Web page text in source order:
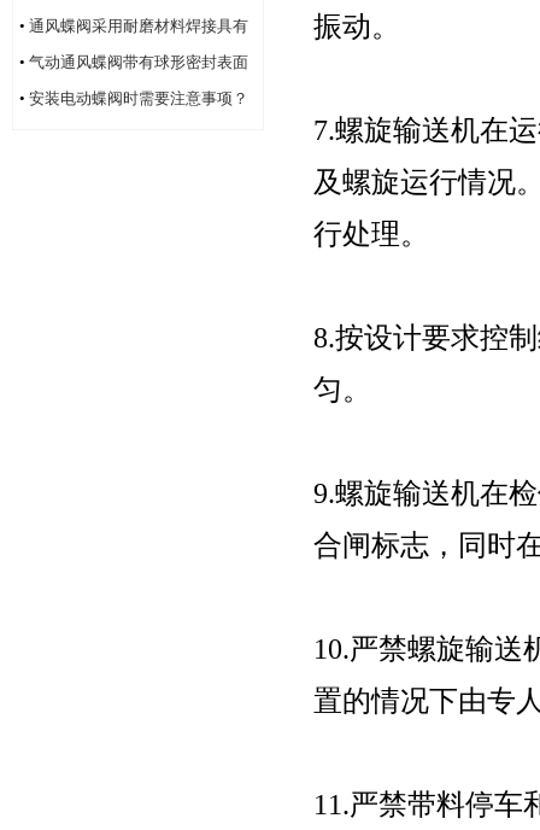
水机
• 通风蝶阀采用耐磨材料焊接具有
耐磨性好的特点
• 气动通风蝶阀带有球形密封表面
的衬氟塑料
• 安装电动蝶阀时需要注意事项？
振动。
7.螺旋输送机在
及螺旋运行情况
行处理。
8.按设计要求控
匀。
9.螺旋输送机在
合闸标志，同时
10.严禁螺旋输送
置的情况下由专
11.严禁带料停车